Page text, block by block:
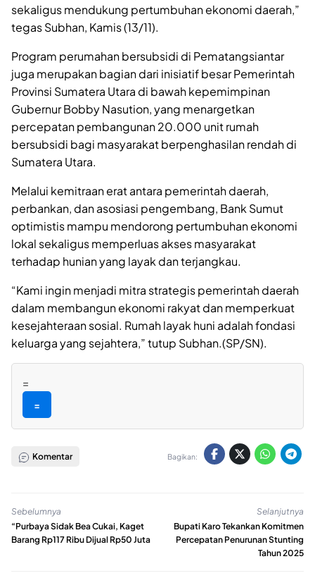
sekaligus mendukung pertumbuhan ekonomi daerah,”
tegas Subhan, Kamis (13/11).
Program perumahan bersubsidi di Pematangsiantar
juga merupakan bagian dari inisiatif besar Pemerintah
Provinsi Sumatera Utara di bawah kepemimpinan
Gubernur Bobby Nasution, yang menargetkan
percepatan pembangunan 20.000 unit rumah
bersubsidi bagi masyarakat berpenghasilan rendah di
Sumatera Utara.
Melalui kemitraan erat antara pemerintah daerah,
perbankan, dan asosiasi pengembang, Bank Sumut
optimistis mampu mendorong pertumbuhan ekonomi
lokal sekaligus memperluas akses masyarakat
terhadap hunian yang layak dan terjangkau.
“Kami ingin menjadi mitra strategis pemerintah daerah
dalam membangun ekonomi rakyat dan memperkuat
kesejahteraan sosial. Rumah layak huni adalah fondasi
keluarga yang sejahtera,” tutup Subhan.(SP/SN).
=
=
Komentar Bagikan:
Sebelumnya
“Purbaya Sidak Bea Cukai, Kaget
Barang Rp117 Ribu Dijual Rp50 Juta
Selanjutnya
Bupati Karo Tekankan Komitmen
Percepatan Penurunan Stunting
Tahun 2025